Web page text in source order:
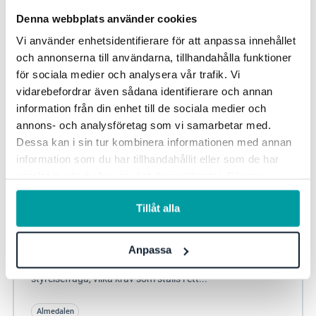
Denna webbplats använder cookies
Vi använder enhetsidentifierare för att anpassa innehållet
och annonserna till användarna, tillhandahålla funktioner
för sociala medier och analysera vår trafik. Vi
vidarebefordrar även sådana identifierare och annan
information från din enhet till de sociala medier och
annons- och analysföretag som vi samarbetar med.
Dessa kan i sin tur kombinera informationen med annan
information som du har tillhandahållit eller som de har
information, se vårintegritetspolicy.
Tillåt alla
Anpassa
ESG Due Diligence
Styrelsens ESG ansvar
I Almedalen 2025 delar våra experter under ett seminarie
styrelsefråga, vilka krav som ställs i ett...
Almedalen